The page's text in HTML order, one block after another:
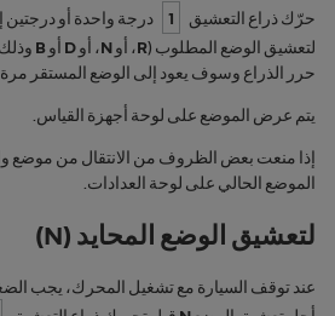
حرّك ذراع التعشيق 1
درجة واحدة أو درجتين
لتعشيق الوضع المطلوب (R، أوN، أوD أوB
حرر الذراع وسوف يعود إلى الوضع المستقر
يتم عرض الموضع على لوحة أجهزة القياس.
إذا منعت بعض الظروف من الانتقال من موضع
الموضع الحالي على لوحة العدادات.
لتعشيق الوضع المحايد (N
)
عند توقف السيارة مع تشغيل المحرك، يجب